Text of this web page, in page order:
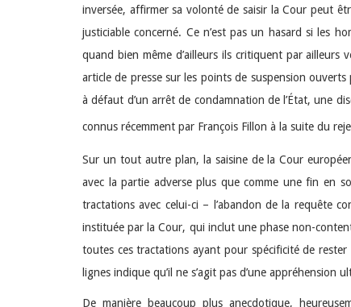
inversée, affirmer sa volonté de saisir la Cour peut
justiciable concerné. Ce n’est pas un hasard si les
quand bien même d’ailleurs ils critiquent par
article de presse sur les points de suspension
à défaut d’un arrêt de condamnation de l’État, une
connus récemment par François Fillon à la suite du
Sur un tout autre plan, la saisine de la Cour
avec la partie adverse plus que comme une fin en
tractations avec celui-ci – l’abandon de la requête
instituée par la Cour, qui inclut une phase non-
toutes ces tractations ayant pour spécificité de rester
lignes indique qu’il ne s’agit pas d’une
De manière beaucoup plus anecdotique,